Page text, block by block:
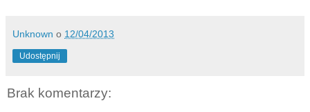
Unknown o 12/04/2013
Udostępnij
Brak komentarzy: